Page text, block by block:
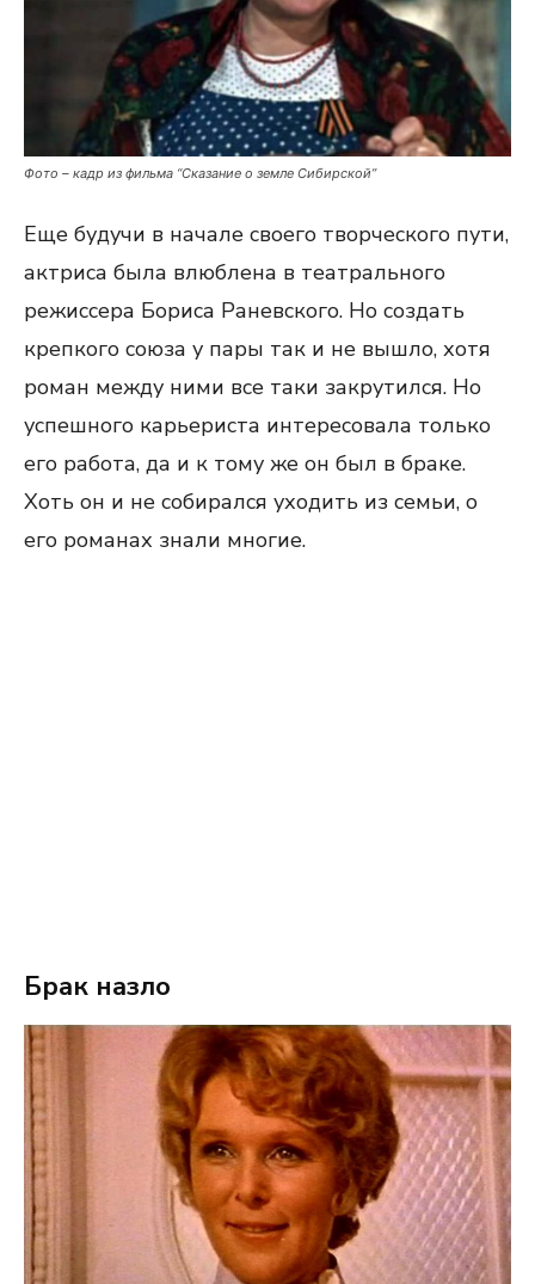
Фото – кадр из фильма “Сказание о земле Сибирской”
Еще будучи в начале своего творческого пути,
актриса была влюблена в театрального
режиссера Бориса Раневского. Но создать
крепкого союза у пары так и не вышло, хотя
роман между ними все таки закрутился. Но
успешного карьериста интересовала только
его работа, да и к тому же он был в браке.
Хоть он и не собирался уходить из семьи, о
его романах знали многие.
Брак назло